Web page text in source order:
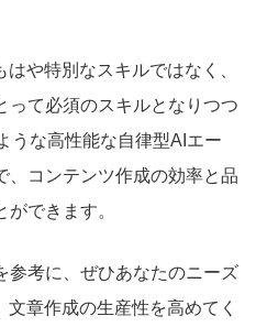
や特別なスキルではなく、
って必須のスキルとなりつつ
うな高性能な自律型AIエー
、コンテンツ作成の効率と品
できます。
参考に、ぜひあなたのニーズ
章作成の生産性を高めてく